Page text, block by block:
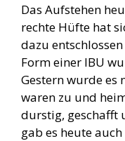
Das Aufstehen
rechte Hüfte hat
dazu
Form einer IBU
Gestern wurde es
waren zu und
durstig, geschafft
gab es heute